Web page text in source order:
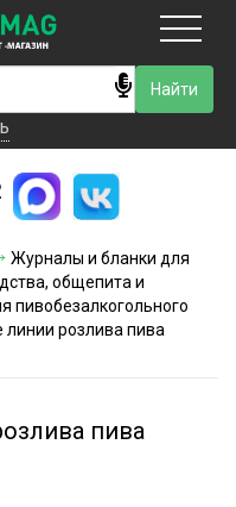
Журналы и бланки для
общепита и
пивобезалкогольного
линии розлива пива
пива